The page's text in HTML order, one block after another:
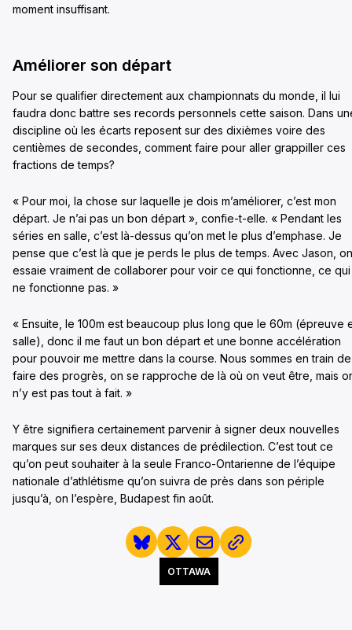
moment insuffisant.
Améliorer son départ
Pour se qualifier directement aux championnats du monde, il lui
faudra donc battre ses records personnels cette saison. Dans
discipline où les écarts reposent sur des dixièmes voire des
centièmes de secondes, comment faire pour aller grappiller ces
fractions de temps?
« Pour moi, la chose sur laquelle je dois m’améliorer, c’est mon
départ. Je n’ai pas un bon départ », confie-t-elle. « Pendant les
séries en salle, c’est là-dessus qu’on met le plus d’emphase. Je
pense que c’est là que je perds le plus de temps. Avec Jason, on
essaie vraiment de collaborer pour voir ce qui fonctionne, ce qui
ne fonctionne pas. »
« Ensuite, le 100m est beaucoup plus long que le 60m (épreuve
salle), donc il me faut un bon départ et une bonne accélération
pour pouvoir me mettre dans la course. Nous sommes en train de
faire des progrès, on se rapproche de là où on veut être, mais
n’y est pas tout à fait. »
Y être signifiera certainement parvenir à signer deux nouvelles
marques sur ses deux distances de prédilection. C’est tout ce
qu’on peut souhaiter à la seule Franco-Ontarienne de l’équipe
nationale d’athlétisme qu’on suivra de près dans son périple
jusqu’à, on l’espère, Budapest fin août.
OTTAWA